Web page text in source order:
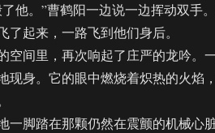
。”曹鹤阳一边说一边挥动双手
了起来，一路飞到他们身后。
间里，再次响起了庄严的龙吟。
现身。它的眼中燃烧着炽热的火焰
脚踏在那颗仍然在震颤的机械心